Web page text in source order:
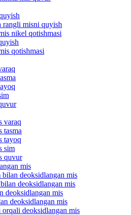
rangli misni quyish
nikel qotishmasi
qotishmasi
varaq
tasma
tayoq
sim
quvur
mis
deoksidlangan mis
deoksidlangan mis
deoksidlangan mis
deoksidlangan mis
deoksidlangan mis